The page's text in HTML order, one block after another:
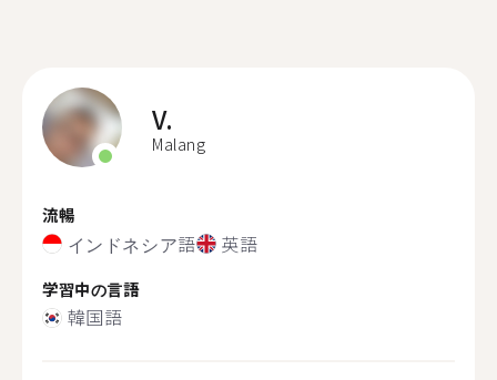
V.
Malang
流暢
インドネシア語 英語
学習中の言語
韓国語